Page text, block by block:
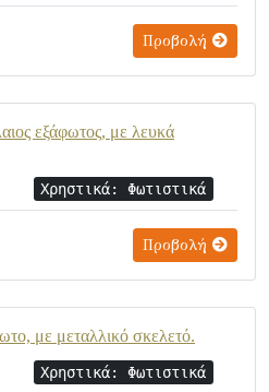
Προβολή
εξάφωτος, με λευκά
Χρηστικά: Φωτιστικά
Προβολή
με μεταλλικό σκελετό.
Χρηστικά: Φωτιστικά